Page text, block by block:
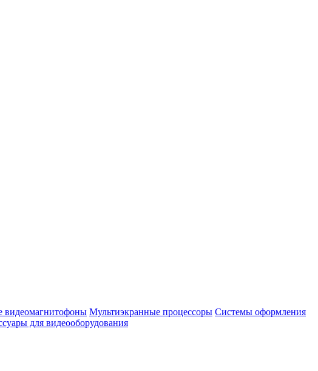
видеомагнитофоны Мультиэкранные процессоры Системы оформления
для видеооборудования